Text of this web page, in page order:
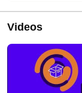
Videos